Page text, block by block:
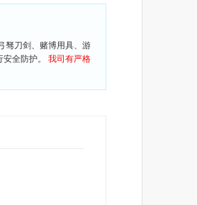
驽刀剑、赌博用具、游
全防护。 我司有严格